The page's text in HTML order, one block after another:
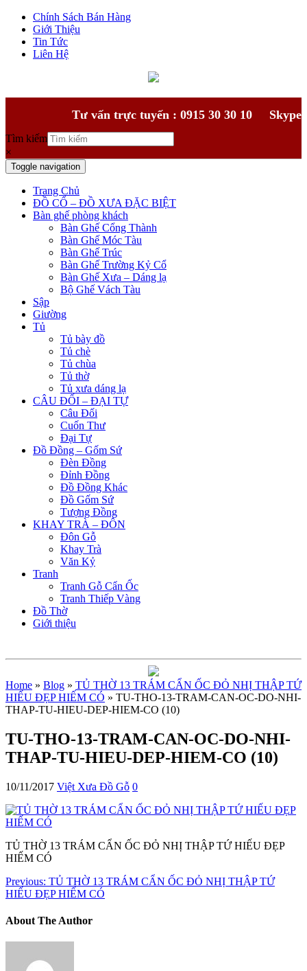
Chính Sách Bán Hàng
Giới Thiệu
Tin Tức
Liên Hệ
Tư vấn trực tuyến : 0915 30 30 10 Skype
Tìm kiếm
×
Toggle navigation
Trang Chủ
ĐỒ CỔ – ĐỒ XƯA ĐẶC BIỆT
Bàn ghế phòng khách
Bàn Ghế Cổng Thành
Bàn Ghế Móc Tàu
Bàn Ghế Trúc
Bàn Ghế Trường Kỷ Cổ
Bàn Ghế Xưa – Dáng lạ
Bộ Ghế Vách Tàu
Sập
Giường
Tủ
Tủ bày đồ
Tủ chè
Tủ chùa
Tủ thờ
Tủ xưa dáng lạ
CÂU ĐỐI – ĐẠI TỰ
Câu Đối
Cuốn Thư
Đại Tự
Đồ Đồng – Gốm Sứ
Đèn Đồng
Đỉnh Đồng
Đồ Đồng Khác
Đồ Gốm Sứ
Tượng Đồng
KHAY TRÀ – ĐÔN
Đôn Gỗ
Khay Trà
Văn Kỷ
Tranh
Tranh Gỗ Cẩn Ốc
Tranh Thiếp Vàng
Đồ Thờ
Giới thiệu
Home » Blog » TỦ THỜ 13 TRÁM CẨN ỐC ĐỎ NHỊ THẬP TỨ
HIẾU ĐẸP HIẾM CÓ » TU-THO-13-TRAM-CAN-OC-DO-NHI-
THAP-TU-HIEU-DEP-HIEM-CO (10)
TU-THO-13-TRAM-CAN-OC-DO-NHI-
THAP-TU-HIEU-DEP-HIEM-CO (10)
10/11/2017 Việt Xưa Đồ Gỗ 0
TỦ THỜ 13 TRÁM CẨN ỐC ĐỎ NHỊ THẬP TỨ HIẾU ĐẸP
HIẾM CÓ
Previous: TỦ THỜ 13 TRÁM CẨN ỐC ĐỎ NHỊ THẬP TỨ
HIẾU ĐẸP HIẾM CÓ
About The Author